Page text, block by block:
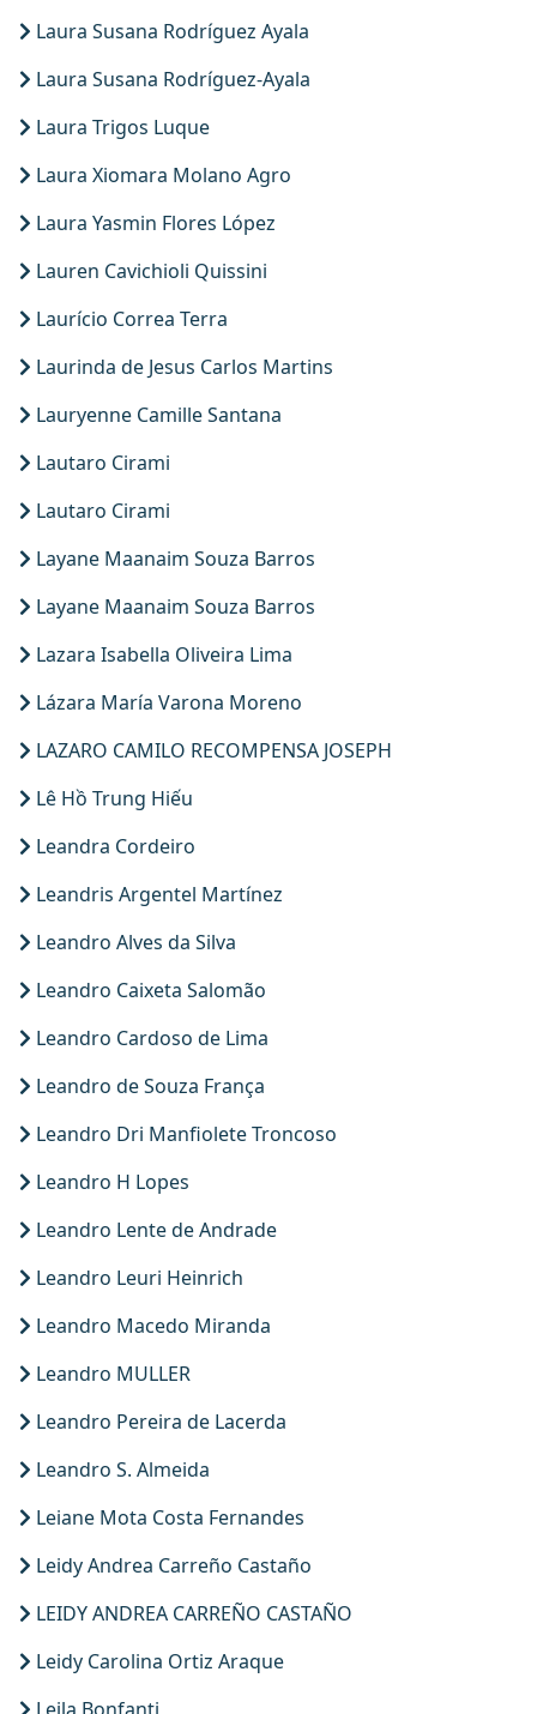
Laura Susana Rodríguez Ayala
Laura Susana Rodríguez-Ayala
Laura Trigos Luque
Laura Xiomara Molano Agro
Laura Yasmin Flores López
Lauren Cavichioli Quissini
Laurício Correa Terra
Laurinda de Jesus Carlos Martins
Lauryenne Camille Santana
Lautaro Cirami
Lautaro Cirami
Layane Maanaim Souza Barros
Layane Maanaim Souza Barros
Lazara Isabella Oliveira Lima
Lázara María Varona Moreno
LAZARO CAMILO RECOMPENSA JOSEPH
Lê Hồ Trung Hiếu
Leandra Cordeiro
Leandris Argentel Martínez
Leandro Alves da Silva
Leandro Caixeta Salomão
Leandro Cardoso de Lima
Leandro de Souza França
Leandro Dri Manfiolete Troncoso
Leandro H Lopes
Leandro Lente de Andrade
Leandro Leuri Heinrich
Leandro Macedo Miranda
Leandro MULLER
Leandro Pereira de Lacerda
Leandro S. Almeida
Leiane Mota Costa Fernandes
Leidy Andrea Carreño Castaño
LEIDY ANDREA CARREÑO CASTAÑO
Leidy Carolina Ortiz Araque